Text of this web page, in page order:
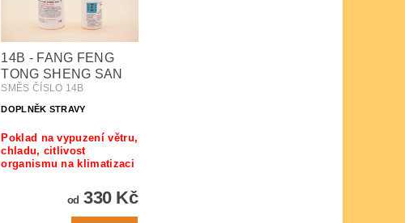
14B - FANG FENG
TONG SHENG SAN
SMĚS ČÍSLO 14B
DOPLNĚK STRAVY
Poklad na vypuzení větru,
chladu, citlivost
organismu na klimatizaci
od 330 Kč